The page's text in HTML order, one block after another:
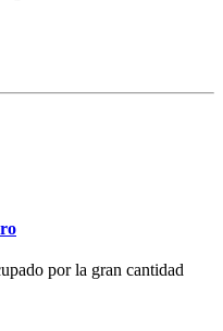
por la gran cantidad